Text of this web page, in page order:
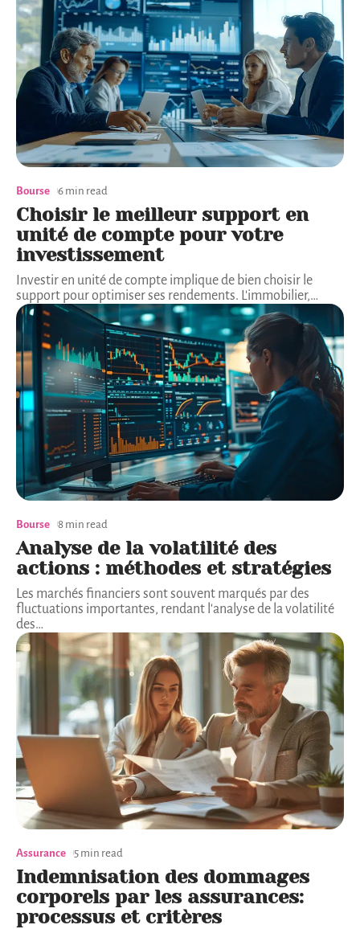
Bourse 6 min read
Choisir le meilleur support en
unité de compte pour votre
investissement
Investir en unité de compte implique de bien choisir le
support pour optimiser ses rendements. L'immobilier,…
Bourse 8 min read
Analyse de la volatilité des
actions : méthodes et stratégies
Les marchés financiers sont souvent marqués par des
fluctuations importantes, rendant l'analyse de la volatilité
des…
Assurance 5 min read
Indemnisation des dommages
corporels par les assurances:
processus et critères